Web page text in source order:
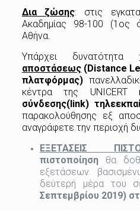
Δια ζώσης: στις
Ακαδημίας 98-100 (1ος
Αθήνα.
Υπάρχει δυνατότητα
αποστάσεως(Distance
πλατφόρμας)
κέντρα της UNICERTή
σύνδεσης(link)
παρακολούθησης εξ
αναγράφετε την περιοχή
ΕΞΕΤΑΣΕΙΣ
πιστοποίησηθα
εξετάσεων
δεύτερή μέρα του
Σεπτεμβρίου 2019)